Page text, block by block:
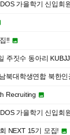
가을학기 신입회
‼️ 
주짓수 동아리
북대학생연합 북한
Recruiting 
가을학기 신입회
NEXT 15기 모집! 